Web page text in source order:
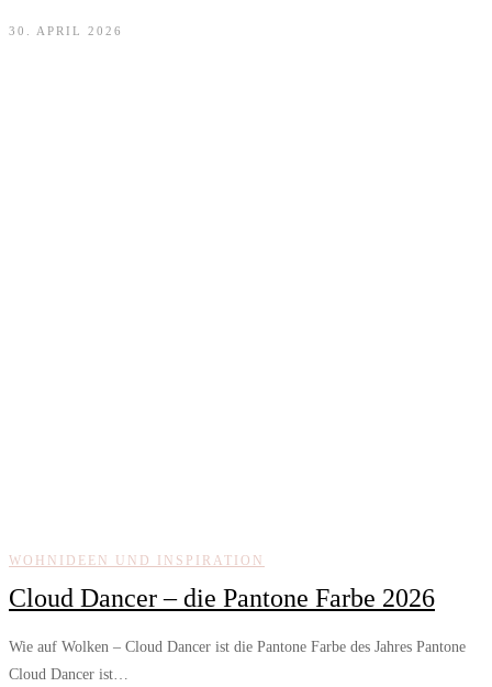
30. APRIL 2026
WOHNIDEEN UND INSPIRATION
Cloud Dancer – die Pantone Farbe 2026
Wie auf Wolken – Cloud Dancer ist die Pantone Farbe des Jahres Pantone
Cloud Dancer ist…